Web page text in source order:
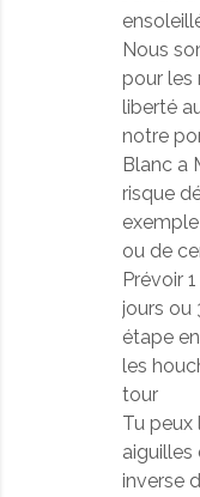
Nous
pour les
liberté
notre
Blanc a
risque
ou de
Prévoir
jours ou
étape
les
tour
Tu peux
aiguilles
inverse